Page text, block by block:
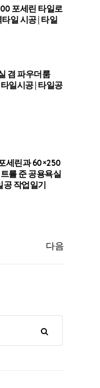
포세린 타일로
일 시공 | 타일
겸 파우더룸
일시공 | 타일공
세린과 60×250
를 준 공용욕실
공 작업일기
다음